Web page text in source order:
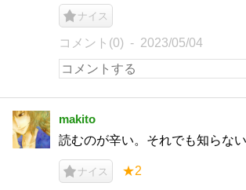
ナイス
コメント(0) 2023/05/04
makito
読むのが辛い。それでも知らな
ナイス ★2